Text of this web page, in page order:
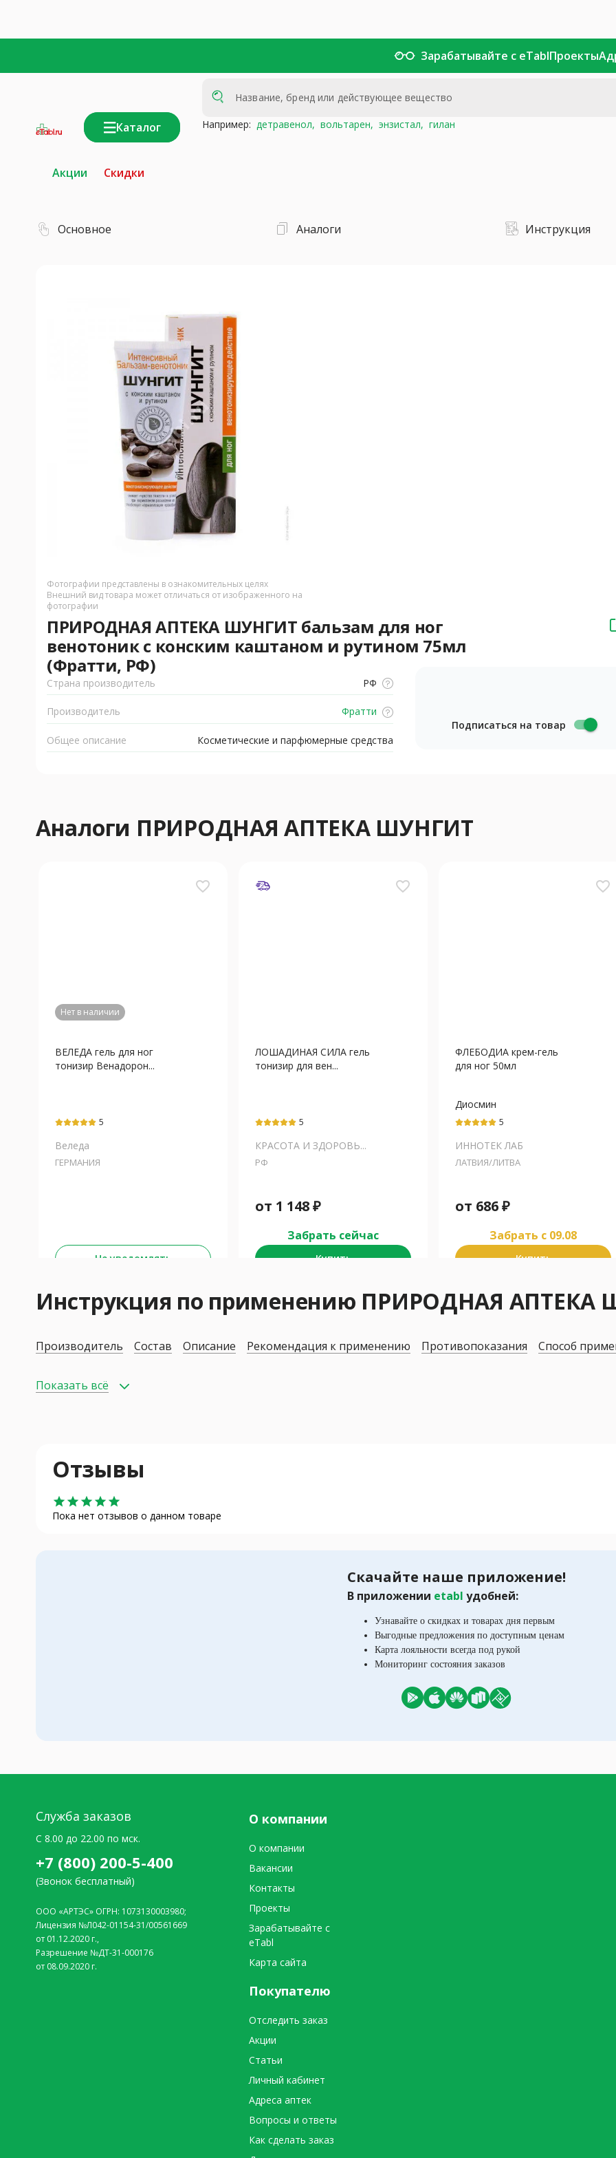
Зарабатывайте с eTablПроекты
Каталог Например: детравенол, вольтарен, энзистал, гилан
Акции Скидки
Основное Аналоги Инструкция
Фотографии представлены в ознакомительных целях
Внешний вид товара может отличаться от изображенного на
фотографии
ПРИРОДНАЯ АПТЕКА ШУНГИТ бальзам для ног
венотоник с конским каштаном и рутином 75мл
(Фратти, РФ)
Страна производитель РФ
Производитель Фратти
Общее описание Косметические и парфюмерные средства
Подписаться на товар
Аналоги ПРИРОДНАЯ АПТЕКА ШУНГИТ
favorite_border
Нет в наличии
ВЕЛЕДА гель для ног
тонизир Венадорон...
5
Веледа
ГЕРМАНИЯ
Не уведомлять
favorite_border
ЛОШАДИНАЯ СИЛА гель
тонизир для вен...
5
КРАСОТА И ЗДОРОВЬ...
РФ
от 1 148₽
Забрать сейчас
Купить
favorite_border
ФЛЕБОДИА крем-гель
для ног 50мл
Диосмин
5
ИННОТЕК ЛАБ
ЛАТВИЯ/ЛИТВА
от 686₽
Забрать c 09.08
Купить
Инструкция по применению ПРИРОДНАЯ АПТЕКА
Производитель Состав Описание Рекомендация к применению Противопоказания Способ
Показать всё
Отзывы
star star star star star
Пока нет отзывов о данном товаре
Скачайте наше приложение!
В приложении etabl удобней:
Узнавайте о скидках и товарах дня первым
Выгодные предложения по доступным ценам
Карта лояльности всегда под рукой
Мониторинг состояния заказов
Служба заказов
C 8.00 до 22.00 по мск.
+7 (800) 200-5-400
(Звонок бесплатный)
ООО «АРТЭС» ОГРН: 1073130003980;
Лицензия №Л042-01154-31/00561669
от 01.12.2020 г.,
Разрешение №ДТ-31-000176
от 08.09.2020 г.
О компании
О компании
Вакансии
Контакты
Проекты
Зарабатывайте с
eTabl
Карта сайта
Покупателю
Отследить заказ
Акции
Статьи
Личный кабинет
Адреса аптек
Вопросы и ответы
Как сделать заказ